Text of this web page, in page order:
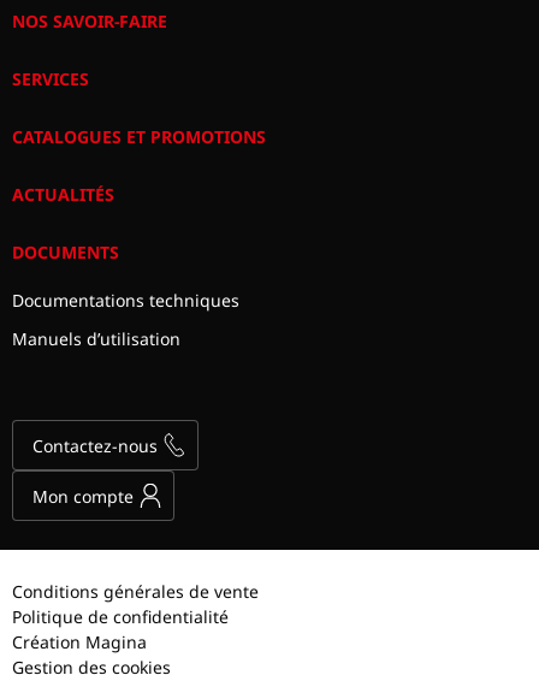
NOS SAVOIR-FAIRE
SERVICES
CATALOGUES ET PROMOTIONS
ACTUALITÉS
DOCUMENTS
Documentations techniques
Manuels d’utilisation
Contactez-nous
Mon compte
Conditions générales de vente
Politique de confidentialité
Création Magina
Gestion des cookies